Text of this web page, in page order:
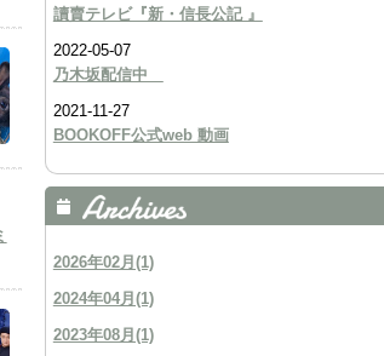
讀賣テレビ『新・信長公記 』
2022-05-07
乃木坂配信中
2021-11-27
BOOKOFF公式web 動画
2026年02月(1)
2024年04月(1)
2023年08月(1)